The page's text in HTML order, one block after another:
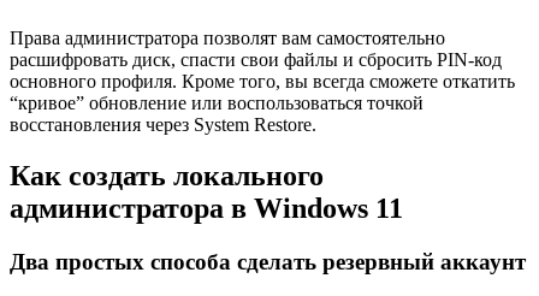
Права администратора позволят вам самостоятельно
расшифровать диск, спасти свои файлы и сбросить PIN-код
основного профиля. Кроме того, вы всегда сможете откатить
“кривое” обновление или воспользоваться точкой
восстановления через System Restore.
Как создать локального
администратора в Windows 11
Два простых способа сделать резервный аккаунт